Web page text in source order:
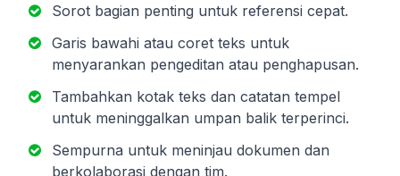
Sorot bagian penting untuk referensi cepat.
Garis bawahi atau coret teks untuk
menyarankan pengeditan atau penghapusan.
Tambahkan kotak teks dan catatan tempel
untuk meninggalkan umpan balik terperinci.
Sempurna untuk meninjau dokumen dan
berkolaborasi dengan tim.